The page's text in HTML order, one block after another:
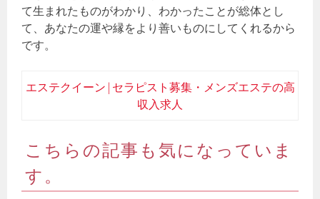
て生まれたものがわかり、わかったことが総体とし
て、あなたの運や縁をより善いものにしてくれるから
です。
エステクイーン | セラピスト募集・メンズエステの高
収入求人
こちらの記事も気になっていま
す。